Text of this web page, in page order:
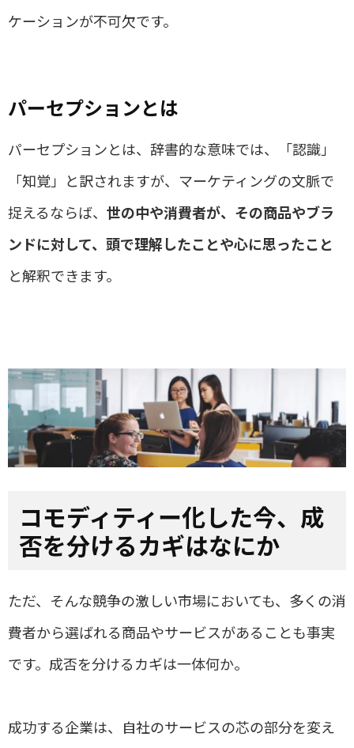
ケーションが不可欠です。
パーセプションとは
パーセプションとは、辞書的な意味では、「認識」
「知覚」と訳されますが、マーケティングの文脈で
捉えるならば、 世の中や消費者が、その商品やブラ
ンドに対して、頭で理解したことや心に思ったこと
と解釈できます。
コモディティー化した今、成
否を分けるカギはなにか
ただ、そんな競争の激しい市場においても、多くの消
費者から選ばれる商品やサービスがあることも事実
です。成否を分けるカギは一体何か。
成功する企業は、自社のサービスの芯の部分を変え